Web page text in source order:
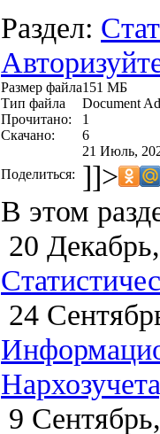
Раздел:
Размер файла151 МБ
Тип файла
Document
Прочитано:
1
Скачано:
6
21 Июль,
Поделиться: ]]>
В этом
20
24
9